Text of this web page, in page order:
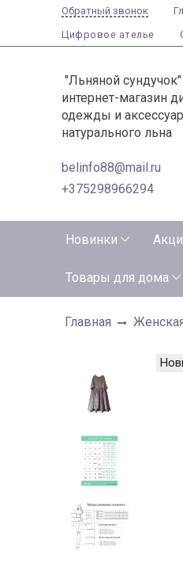
Обратный звонок
Цифровое ателье
"Льняной сундучок"
интернет-магазин
одежды и
натурального льна
belinfo88@mail.ru
+375298966294
Новинки
Товары для дома
Главная